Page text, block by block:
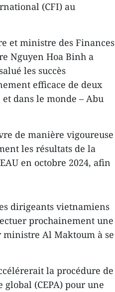
(CFI) au
et ministre des Finances
Nguyen Hoa Binh a
les succès
efficace de deux
dans le monde – Abu
de manière vigoureuse
les résultats de la
en octobre 2024, afin
dirigeants vietnamiens
prochainement une
Al Maktoum à se
la procédure de
(CEPA) pour une